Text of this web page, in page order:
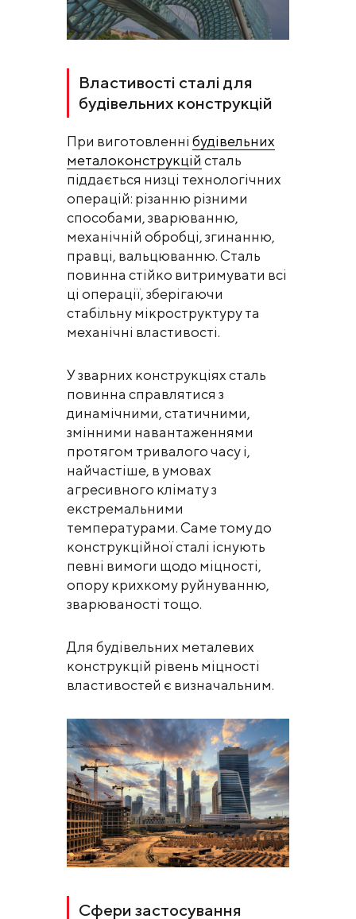
Властивості сталі для
будівельних конструкцій
При виготовленні будівельних
металоконструкцій сталь
піддається низці технологічних
операцій: різанню різними
способами, зварюванню,
механічній обробці, згинанню,
правці, вальцюванню. Сталь
повинна стійко витримувати всі
ці операції, зберігаючи
стабільну мікроструктуру та
механічні властивості.
У зварних конструкціях сталь
повинна справлятися з
динамічними, статичними,
змінними навантаженнями
протягом тривалого часу і,
найчастіше, в умовах
агресивного клімату з
екстремальними
температурами. Саме тому до
конструкційної сталі існують
певні вимоги щодо міцності,
опору крихкому руйнуванню,
зварюваності тощо.
Для будівельних металевих
конструкцій рівень міцності
властивостей є визначальним.
Сфери застосування